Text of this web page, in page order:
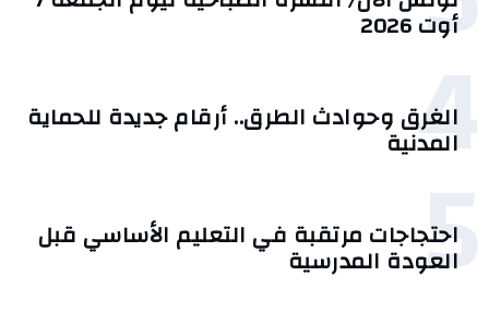
أوت 2026
4
الغرق وحوادث الطرق.. أرقام جديدة للحماية
المدنية
5
احتجاجات مرتقبة في التعليم الأساسي قبل
العودة المدرسية